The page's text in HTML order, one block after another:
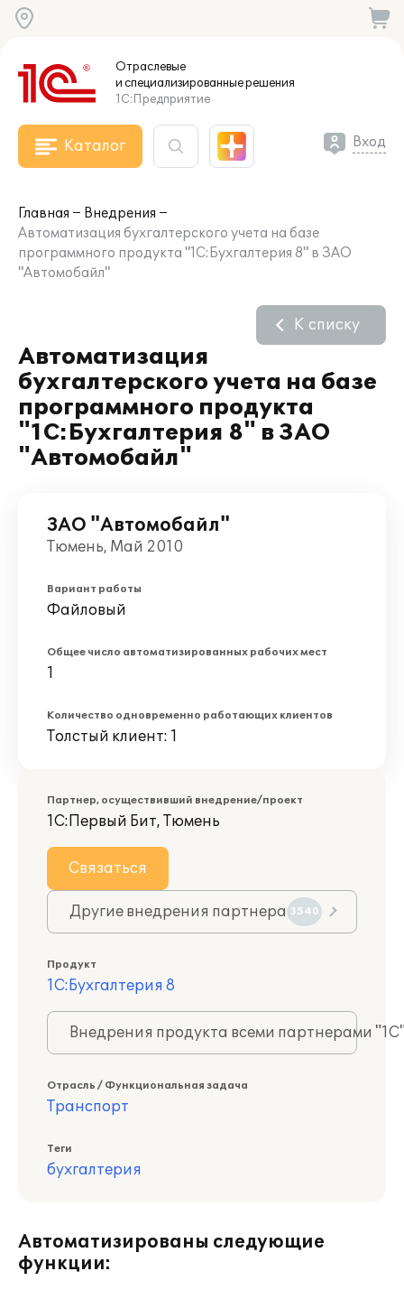
Отраслевые
и специализированныерешения
1С:Предприятие
Каталог Вход
Главная
Внедрения
Автоматизация бухгалтерского учета на базе
программного продукта "1С:Бухгалтерия 8" в ЗАО
"Автомобайл"
Автоматизация
бухгалтерского учета на базе
программного продукта
"1С:Бухгалтерия 8" в ЗАО
"Автомобайл"
К списку
ЗАО "Автомобайл"
Тюмень, Май 2010
Вариант работы
Файловый
Общее число автоматизированных рабочих мест
1
Количество одновременно работающих клиентов
Толстый клиент: 1
Партнер, осуществивший внедрение/проект
1С:Первый Бит, Тюмень
Связаться
Другие внедрения партнера 3540
Продукт
1С:Бухгалтерия 8
Внедрения продукта всеми партнерами
Отрасль / Функциональная задача
Транспорт
Теги
бухгалтерия
Автоматизированы следующие
функции: